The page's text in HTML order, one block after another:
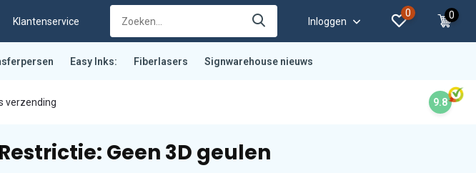
Klantenservice Inloggen
0 0
Easy Inks: Fiberlasers Signwarehouse nieuws
verzending 9.8
Geen 3D geulen